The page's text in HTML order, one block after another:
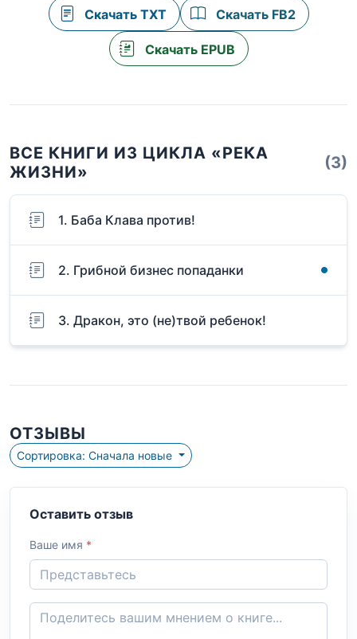
Скачать TXT Скачать FB2
Скачать EPUB
ВСЕ КНИГИ ИЗ ЦИКЛА «РЕКА
ЖИЗНИ»
(3)
1. Баба Клава против!
2. Грибной бизнес попаданки
3. Дракон, это (не)твой ребенок!
ОТЗЫВЫ
Сортировка: Сначала новые
Оставить отзыв
Ваше имя *